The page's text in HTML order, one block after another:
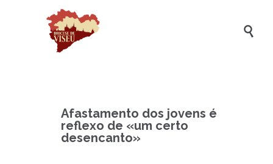

Afastamento dos jovens é
reflexo de «um certo
desencanto»